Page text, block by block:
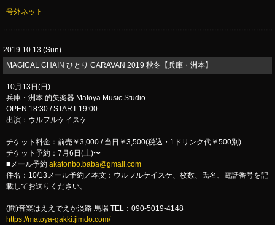
号外ネット
2019.10.13 (Sun)
MAGICAL CHAIN ひとり CARAVAN 2019 秋冬【兵庫・洲本】
10月13日(日)
兵庫・洲本 的矢楽器 Matoya Music Studio
OPEN 18:30 / START 19:00
出演：ウルフルケイスケ
チケット料金：前売￥3,000 / 当日￥3,500(税込・1ドリンク代￥500別)
チケット予約：7月6日(土)〜
■メール予約 akatonbo.baba@gmail.com
件名：10/13メール予約／本文：ウルフルケイスケ、枚数、氏名、電話番号を記
載してお送りください。
(問)音楽はええでえか淡路 馬場 TEL：090-5019-4148
https://matoya-gakki.jimdo.com/